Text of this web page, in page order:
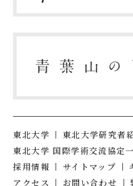
東北大学
東北大学研究者
東北大学 国際学術交流協定
採用情報
サイトマップ
アクセス
お問い合わせ